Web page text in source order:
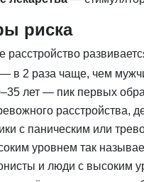
риска
расстройство
в 2 раза чаще, чем
лет — пик первых
расстройства,
с паническим или
уровнем так
и люди с высоким